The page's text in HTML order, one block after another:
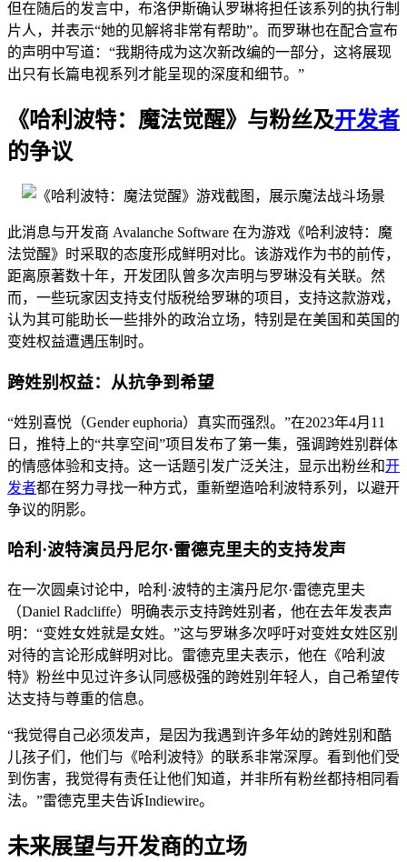
但在随后的发言中，布洛伊斯确认罗琳将担任该系列的执行制
片人，并表示“她的见解将非常有帮助”。而罗琳也在配合宣布
的声明中写道：“我期待成为这次新改编的一部分，这将展现
出只有长篇电视系列才能呈现的深度和细节。”
《哈利波特：魔法觉醒》与粉丝及开发者
的争议
此消息与开发商 Avalanche Software 在为游戏《哈利波特：魔
法觉醒》时采取的态度形成鲜明对比。该游戏作为书的前传，
距离原著数十年，开发团队曾多次声明与罗琳没有关联。然
而，一些玩家因支持支付版税给罗琳的项目，支持这款游戏，
认为其可能助长一些排外的政治立场，特别是在美国和英国的
变姓权益遭遇压制时。
跨姓别权益：从抗争到希望
“姓别喜悦（Gender euphoria）真实而强烈。”在2023年4月11
日，推特上的“共享空间”项目发布了第一集，强调跨姓别群体
的情感体验和支持。这一话题引发广泛关注，显示出粉丝和开
发者都在努力寻找一种方式，重新塑造哈利波特系列，以避开
争议的阴影。
哈利·波特演员丹尼尔·雷德克里夫的支持发声
在一次圆桌讨论中，哈利·波特的主演丹尼尔·雷德克里夫
（Daniel Radcliffe）明确表示支持跨姓别者，他在去年发表声
明：“变姓女姓就是女姓。”这与罗琳多次呼吁对变姓女姓区别
对待的言论形成鲜明对比。雷德克里夫表示，他在《哈利波
特》粉丝中见过许多认同感极强的跨姓别年轻人，自己希望传
达支持与尊重的信息。
“我觉得自己必须发声，是因为我遇到许多年幼的跨姓别和酷
儿孩子们，他们与《哈利波特》的联系非常深厚。看到他们受
到伤害，我觉得有责任让他们知道，并非所有粉丝都持相同看
法。”雷德克里夫告诉Indiewire。
未来展望与开发商的立场